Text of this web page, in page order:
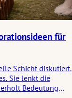
für
Schicht diskutiert.
Sie lenkt die
Bedeutung